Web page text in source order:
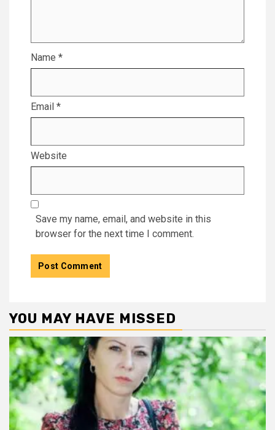
Name *
Email *
Website
Save my name, email, and website in this
browser for the next time I comment.
YOU MAY HAVE MISSED